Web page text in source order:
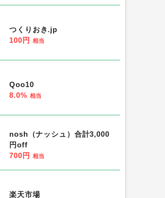
つくりおき.jp
100円 相当
Qoo10
8.0% 相当
nosh（ナッシュ）合計3,000
円off
700円 相当
楽天市場